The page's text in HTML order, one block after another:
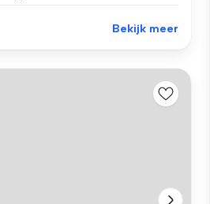
Bekijk meer